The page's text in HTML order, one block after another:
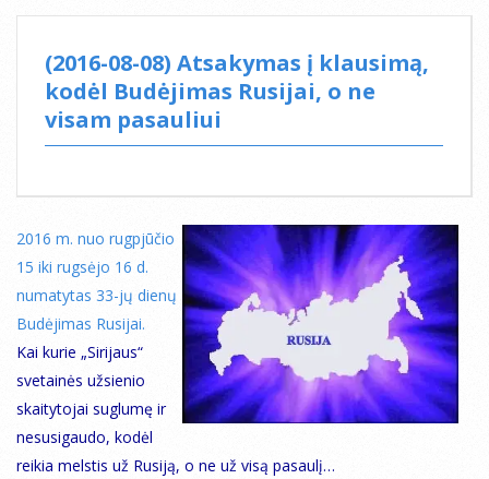
(2016-08-08) Atsakymas į klausimą,
kodėl Budėjimas Rusijai, o ne
visam pasauliui
2016 m. nuo rugpjūčio
15 iki rugsėjo 16 d.
numatytas 33-jų dienų
Budėjimas Rusijai.
Kai kurie „Sirijaus“
svetainės užsienio
skaitytojai suglumę ir
nesusigaudo, kodėl
reikia melstis už Rusiją, o ne už visą pasaulį…